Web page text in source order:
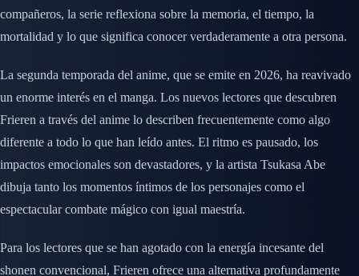
compañeros, la serie reflexiona sobre la memoria, el tiempo, la
mortalidad y lo que significa conocer verdaderamente a otra persona.
La segunda temporada del anime, que se emite en 2026, ha reavivado
un enorme interés en el manga. Los nuevos lectores que descubren
Frieren a través del anime lo describen frecuentemente como algo
diferente a todo lo que han leído antes. El ritmo es pausado, los
impactos emocionales son devastadores, y la artista Tsukasa Abe
dibuja tanto los momentos íntimos de los personajes como el
espectacular combate mágico con igual maestría.
Para los lectores que se han agotado con la energía incesante del
shonen convencional, Frieren ofrece una alternativa profundamente